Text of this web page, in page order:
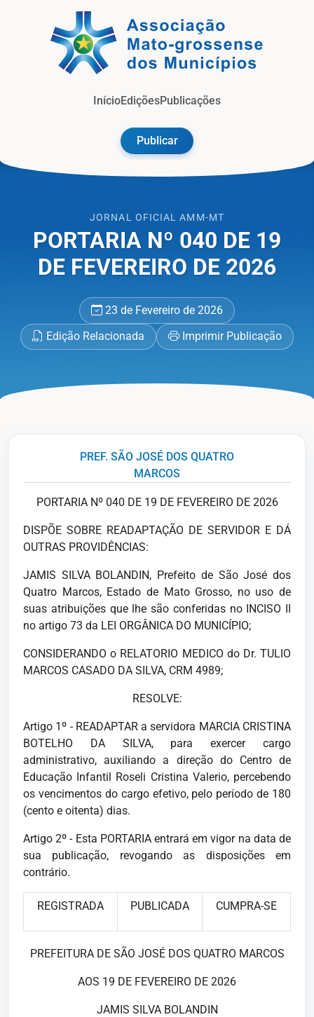
InícioEdiçõesPublicações
Publicar
JORNAL OFICIAL AMM-MT
PORTARIA Nº 040 DE 19
DE FEVEREIRO DE 2026
23 de Fevereiro de 2026
Edição Relacionada
Imprimir Publicação
PREF. SÃO JOSÉ DOS QUATRO
MARCOS
PORTARIA Nº 040 DE 19 DE FEVEREIRO DE 2026
DISPÕE SOBRE READAPTAÇÃO DE SERVIDOR E DÁ
OUTRAS PROVIDÊNCIAS:
JAMIS SILVA BOLANDIN, Prefeito de São José dos
Quatro Marcos, Estado de Mato Grosso, no uso de
suas atribuições que lhe são conferi­das no INCISO II
no artigo 73 da LEI ORGÂNICA DO MUNICÍPIO;
CONSIDERANDO o RELATORIO MEDICO do Dr. TULIO
MARCOS CASADO DA SILVA, CRM 4989;
RESOLVE:
Artigo 1º - READAPTAR a servidora MARCIA CRISTINA
BOTELHO DA SILVA, para exercer cargo
administrativo, auxiliando a direção do Centro de
Educação Infantil Roseli Cristina Valerio, percebendo
os vencimentos do cargo efetivo, pelo período de 180
(cento e oitenta) dias.
Artigo 2º - Esta PORTARIA entrará em vigor na data de
sua publicação, revogando as disposições em
contrário.
REGISTRADA PUBLICADA CUMPRA-SE
PREFEITURA DE SÃO JOSÉ DOS QUATRO MARCOS
AOS 19 DE FEVEREIRO DE 2026
JAMIS SILVA BOLANDIN